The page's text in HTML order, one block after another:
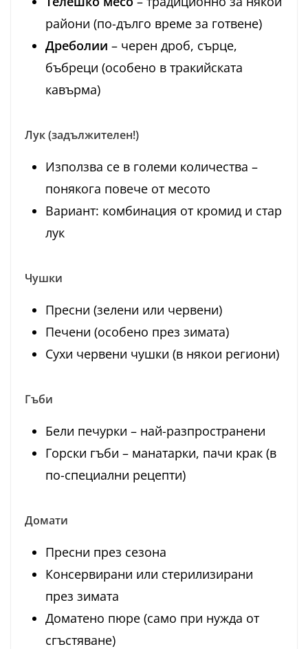
райони (по-дълго време за готвене)
Дреболии – черен дроб, сърце,
бъбреци (особено в тракийската
кавърма)
Лук (задължителен!)
Използва се в големи количества –
понякога повече от месото
Вариант: комбинация от кромид и стар
лук
Чушки
Пресни (зелени или червени)
Печени (особено през зимата)
Сухи червени чушки (в някои региони)
Гъби
Бели печурки – най-разпространени
Горски гъби – манатарки, пачи крак (в
по-специални рецепти)
Домати
Пресни през сезона
Консервирани или стерилизирани
през зимата
Доматено пюре (само при нужда от
сгъстяване)